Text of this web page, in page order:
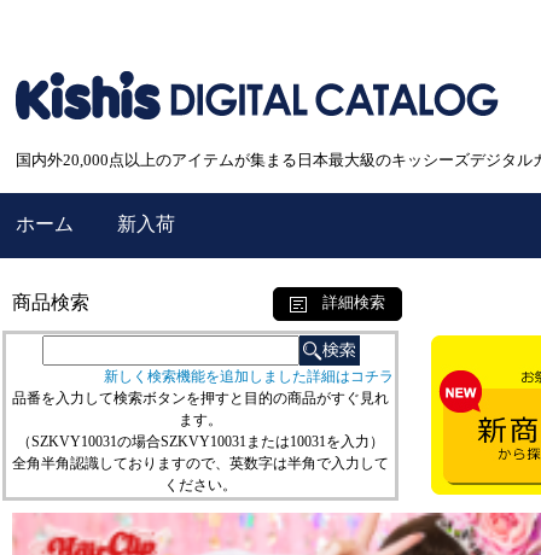
国内外20,000点以上のアイテムが集まる日本最大級のキッシーズデジタル
ホーム 新入荷
商品検索 詳細検索
新しく検索機能を追加しました詳細はコチラ
品番を入力して検索ボタンを押すと目的の商品がすぐ見れ
ます。
（SZKVY10031の場合SZKVY10031または10031を入力）
全角半角認識しておりますので、英数字は半角で入力して
ください。